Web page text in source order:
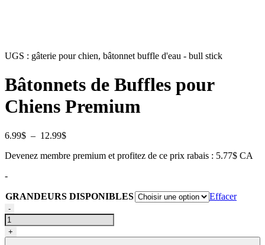
UGS : gâterie pour chien, bâtonnet buffle d'eau - bull stick
Bâtonnets de Buffles pour
Chiens Premium
6.99$ – 12.99$Plage
prix :
Devenez membre premium et profitez de ce prix rabais : 5.77$ CA
-
GRANDEURS DISPONIBLES
Effacer
quantité
de
Bully
sticks
-
+